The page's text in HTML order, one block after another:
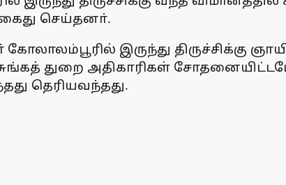
செய்தனா்.
இருந்து திருச்சிக்கு
துறை அதிகாரிகள்
தெரியவந்தது.